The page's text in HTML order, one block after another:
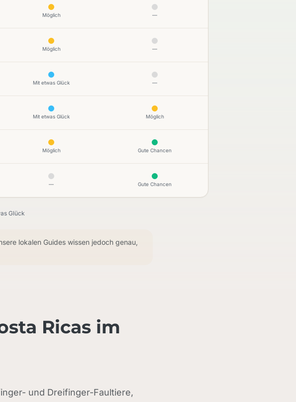
Möglich —
Möglich —
Mit etwas Glück —
Mit etwas Glück Möglich
Möglich Gute Chancen
— Gute Chancen
Glück
lokalen Guides wissen jedoch genau,
Ricas im
und Dreifinger-Faultiere,